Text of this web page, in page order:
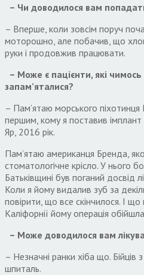
– Чи доводилося вам
– Вперше, коли зовсім поруч
моторошно, але побачив, що
руки і продовжив працювати.
– Може є пацієнти, які
запам’яталися?
– Пам’ятаю морського
першим, кому я поставив імплант
Яр, 2016 рік.
Пам’ятаю американця Бренда,
стоматологічне крісло. У нього
Батьківщині був поганий досвід
Коли я йому видалив зуб за
повірити, що все скінчилося. І
Каліфорнії йому операція
– Може доводилося вам
– Незначні ранки хіба що. Бійців
шпиталь.